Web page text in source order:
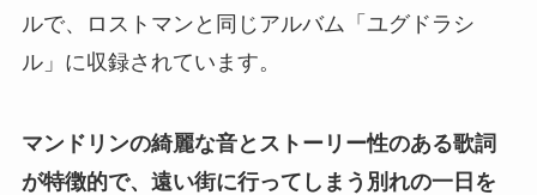
ルで、ロストマンと同じアルバム「ユグドラシ
ル」に収録されています。
マンドリンの綺麗な音とストーリー性のある歌詞
が特徴的で、遠い街に行ってしまう別れの一日を